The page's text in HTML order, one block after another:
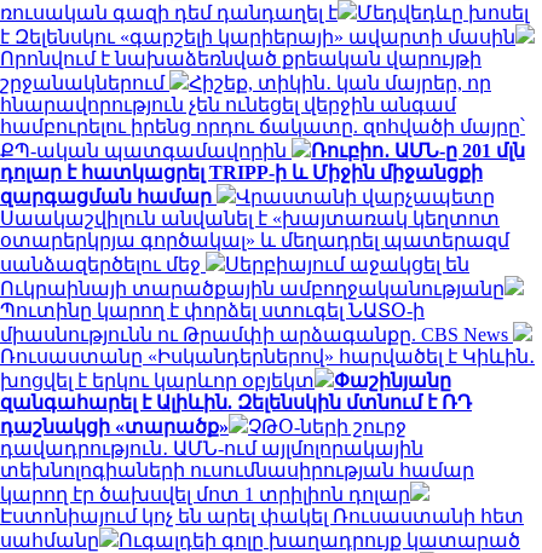
ռուսական գազի դեմ դանդաղել է
Մեդվեդևը խոսել
է Զելենսկու «գարշելի կարիերայի» ավարտի մասին
Որոնվում է նախաձեռնված քրեական վարույթի
շրջանակներում
Հիշեք, տիկին․ կան մայրեր, որ
հնարավորություն չեն ունեցել վերջին անգամ
համբուրելու իրենց որդու ճակատը. զոհվածի մայրը՝
ՔՊ-ական պատգամավորին
Ռուբիո․ ԱՄՆ-ը 201 մլն
դոլար է հատկացրել TRIPP-ի և Միջին միջանցքի
զարգացման համար
Վրաստանի վարչապետը
Սաակաշվիլուն անվանել է «խայտառակ կեղտոտ
օտարերկրյա գործակալ» և մեղադրել պատերազմ
սանձազերծելու մեջ
Սերբիայում աջակցել են
Ուկրաինայի տարածքային ամբողջականությանը
Պուտինը կարող է փորձել ստուգել ՆԱՏՕ-ի
միասնությունն ու Թրամփի արձագանքը. CBS News
Ռուսաստանը «Իսկանդերներով» հարվածել է Կիևին․
խոցվել է երկու կարևոր օբյեկտ
Փաշինյանը
զանգահարել է Ալիևին. Զելենսկին մտնում է ՌԴ
դաշնակցի «տարածք»
ՉԹՕ-ների շուրջ
դավադրություն․ ԱՄՆ-ում այլմոլորակային
տեխնոլոգիաների ուսումնասիրության համար
կարող էր ծախսվել մոտ 1 տրիլիոն դոլար
Էստոնիայում կոչ են արել փակել Ռուսաստանի հետ
սահմանը
Ուգալդեի գոլը խաղադրույք կատարած